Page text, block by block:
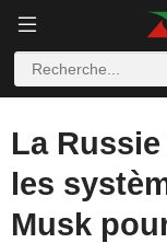
La
les
Musk